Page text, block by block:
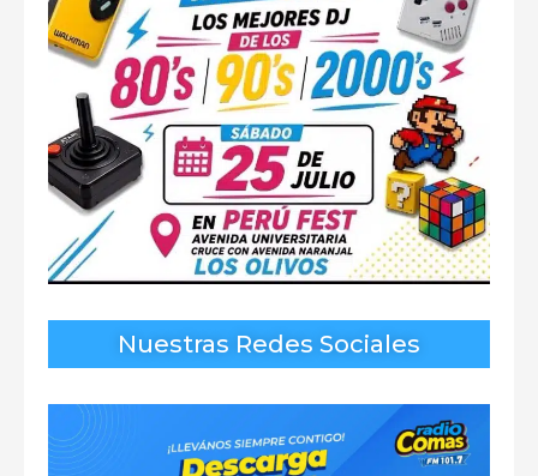
Nuestras Redes Sociales